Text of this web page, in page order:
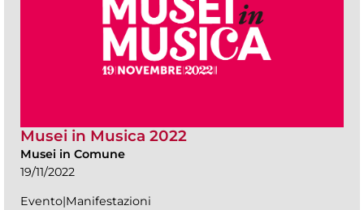
Musei in Musica 2022
Musei in Comune
19/11/2022
Evento|Manifestazioni